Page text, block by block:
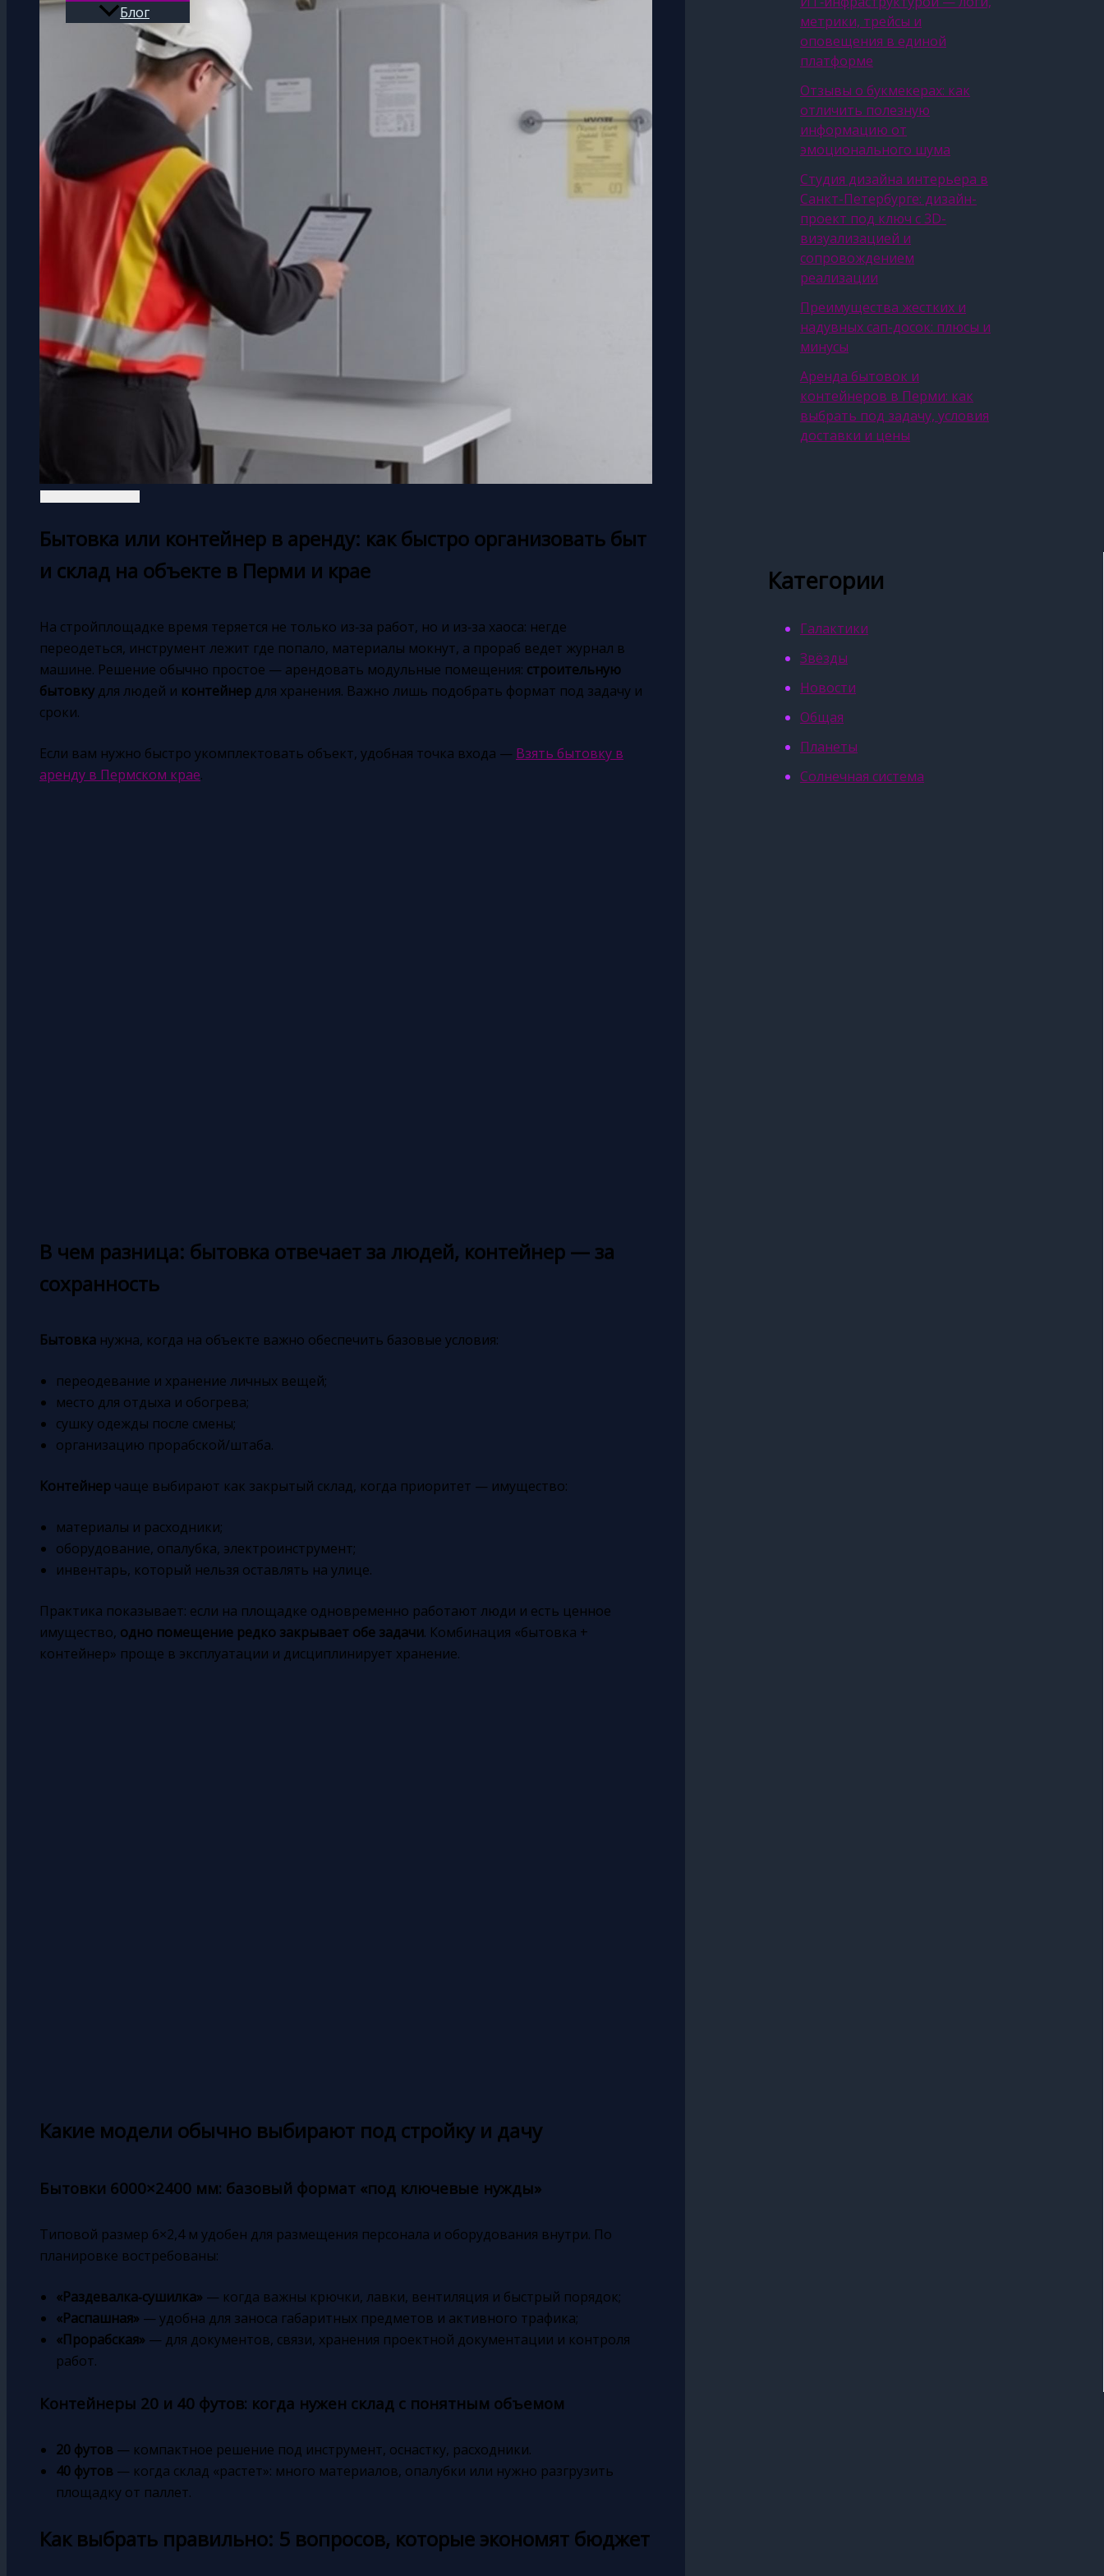
Блог
Бытовка или контейнер в аренду: как быстро организовать быт
и склад на объекте в Перми и крае
На стройплощадке время теряется не только из‑за работ, но и из‑за хаоса: негде
переодеться, инструмент лежит где попало, материалы мокнут, а прораб ведет журнал в
машине. Решение обычно простое — арендовать модульные помещения: строительную
бытовку для людей и контейнер для хранения. Важно лишь подобрать формат под задачу и
сроки.
Если вам нужно быстро укомплектовать объект, удобная точка входа — Взять бытовку в
аренду в Пермском крае.
В чем разница: бытовка отвечает за людей, контейнер — за
сохранность
Бытовка нужна, когда на объекте важно обеспечить базовые условия:
переодевание и хранение личных вещей;
место для отдыха и обогрева;
сушку одежды после смены;
организацию прорабской/штаба.
Контейнер чаще выбирают как закрытый склад, когда приоритет — имущество:
материалы и расходники;
оборудование, опалубка, электроинструмент;
инвентарь, который нельзя оставлять на улице.
Практика показывает: если на площадке одновременно работают люди и есть ценное
имущество, одно помещение редко закрывает обе задачи. Комбинация «бытовка +
контейнер» проще в эксплуатации и дисциплинирует хранение.
Какие модели обычно выбирают под стройку и дачу
Бытовки 6000×2400 мм: базовый формат «под ключевые нужды»
Типовой размер 6×2,4 м удобен для размещения персонала и оборудования внутри. По
планировке востребованы:
«Раздевалка‑сушилка» — когда важны крючки, лавки, вентиляция и быстрый порядок;
«Распашная» — удобна для заноса габаритных предметов и активного трафика;
«Прорабская» — для документов, связи, хранения проектной документации и контроля
работ.
Контейнеры 20 и 40 футов: когда нужен склад с понятным объемом
20 футов — компактное решение под инструмент, оснастку, расходники.
40 футов — когда склад «растет»: много материалов, опалубки или нужно разгрузить
площадку от паллет.
Как выбрать правильно: 5 вопросов, которые экономят бюджет
метрики, трейсы и
оповещения в единой
платформе
Отзывы о букмекерах: как
отличить полезную
информацию от
эмоционального шума
Студия дизайна интерьера в
Санкт-Петербурге: дизайн-
проект под ключ с 3D-
визуализацией и
сопровождением
реализации
Преимущества жестких и
надувных сап-досок: плюсы и
минусы
Аренда бытовок и
контейнеров в Перми: как
выбрать под задачу, условия
доставки и цены
Категории
Галактики
Звёзды
Новости
Общая
Планеты
Солнечная система